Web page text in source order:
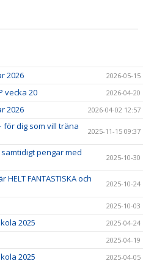
2026 2026-05-15
vecka 20 2026-04-20
2026 2026-04-02 12:57
för dig som vill träna
2025-11-15 09:37
pengar med
2025-10-30
FANTASTISKA och
2025-10-24
2025-10-03
2025 2025-04-24
2025-04-19
2025 2025-04-05